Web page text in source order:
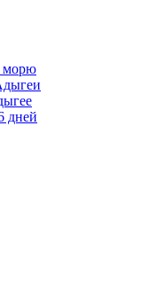
морю
дней